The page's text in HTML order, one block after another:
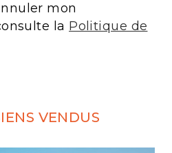
mon
la Politique de
VENDUS